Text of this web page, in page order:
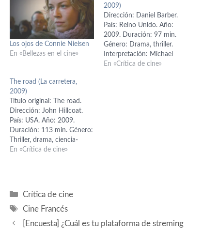
Los ojos de Connie Nielsen
En «Bellezas en el cine»
2009)
Dirección: Daniel Barber.
País: Reino Unido. Año:
2009. Duración: 97 min.
Género: Drama, thriller.
Interpretación: Michael
Caine, Emily Mortimer,
En «Crítica de cine»
The road (La carretera,
2009)
Título original: The road.
Dirección: John Hillcoat.
País: USA. Año: 2009.
Duración: 113 min. Género:
Thriller, drama, ciencia-
ficción. Interpretación:
veterano), Charlize Theron
(la esposa), Garret Dillahunt
Molly Parker (mujer
En «Crítica de cine»
Categorías
Crítica de cine
Etiquetas
Cine Francés
[Encuesta] ¿Cuál es tu plataforma de streming